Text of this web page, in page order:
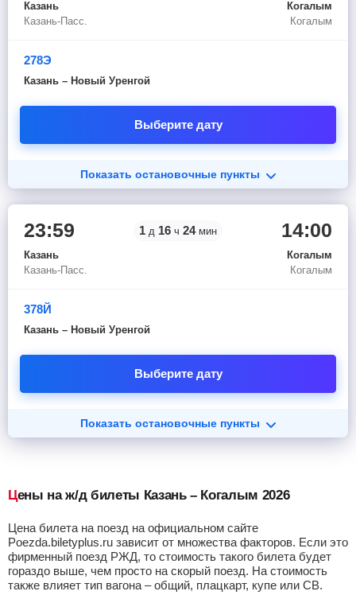
Казань
Казань-Пасс.
Когалым
Когалым
278Э
Казань – Новый Уренгой
Выберите дату
Показать остановочные пункты
23:59
Казань
Казань-Пасс.
1 д 16 ч 24 мин 14:00
Когалым
Когалым
378Й
Казань – Новый Уренгой
Выберите дату
Показать остановочные пункты
Цены на ж/д билеты Казань – Когалым 2026
Цена билета на поезд на официальном сайте
Poezda.biletyplus.ru зависит от множества факторов. Если это
фирменный поезд РЖД, то стоимость такого билета будет
гораздо выше, чем просто на скорый поезд. На стоимость
также влияет тип вагона – общий, плацкарт, купе или СВ.